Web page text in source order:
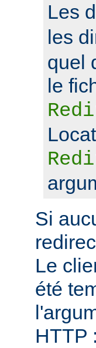
Les
les
quel
le
Si
Le
été
HTTP :